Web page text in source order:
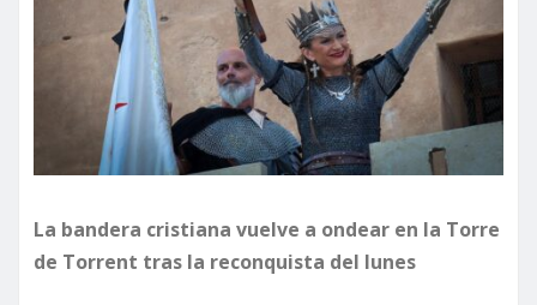
La bandera cristiana vuelve a ondear en la Torre
de Torrent tras la reconquista del lunes